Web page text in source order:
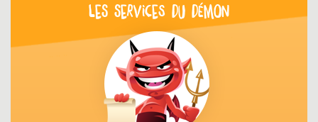
LES SERVICES DU DÉMON